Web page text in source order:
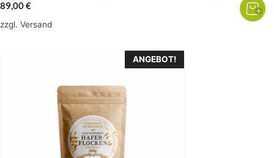
89,00€
zzgl. Versand
ANGEBOT!